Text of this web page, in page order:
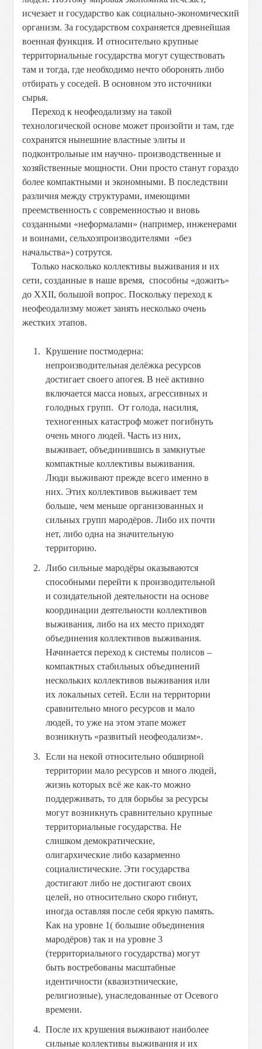
исчезает и государство как социально-экономический
организм. За государством сохраняется древнейшая
военная функция. И относительно крупные
территориальные государства могут существовать
там и тогда, где необходимо нечто оборонять либо
отбирать у соседей. В основном это источники
сырья.
Переход к неофеодализму на такой
технологической основе может произойти и там, где
сохранятся нынешние властные элиты и
подконтрольные им научно- производственные и
хозяйственные мощности. Они просто станут гораздо
более компактными и экономными. В последствии
различия между структурами, имеющими
преемственность с современностью и вновь
созданными «неформалами» (например, инженерами
и воинами, сельхозпроизводителями «без
начальства») сотрутся.
Только насколько коллективы выживания и их
сети, созданные в наше время, способны «дожить»
до XXII, большой вопрос. Поскольку переход к
неофеодализму может занять несколько очень
жестких этапов.
Крушение постмодерна:
непроизводительная делёжка ресурсов
достигает своего апогея. В неё активно
включается масса новых, агрессивных и
голодных групп. От голода, насилия,
техногенных катастроф может погибнуть
очень много людей. Часть из них,
выживает, объединившись в замкнутые
компактные коллективы выживания.
Люди выживают прежде всего именно в
них. Этих коллективов выживает тем
больше, чем меньше организованных и
сильных групп мародёров. Либо их почти
нет, либо одна на значительную
территорию.
Либо сильные мародёры оказываются
способными перейти к производительной
и созидательной деятельности на основе
координации деятельности коллективов
выживания, либо на их место приходят
объединения коллективов выживания.
Начинается переход к системы полисов –
компактных стабильных объединений
нескольких коллективов выживания или
их локальных сетей. Если на территории
сравнительно много ресурсов и мало
людей, то уже на этом этапе может
возникнуть «развитый неофеодализм».
Если на некой относительно обширной
территории мало ресурсов и много людей,
жизнь которых всё же как-то можно
поддерживать, то для борьбы за ресурсы
могут возникнуть сравнительно крупные
территориальные государства. Не
слишком демократические,
олигархические либо казарменно
социалистические. Эти государства
достигают либо не достигают своих
целей, но относительно скоро гибнут,
иногда оставляя после себя яркую память.
Как на уровне 1( большие объединения
мародёров) так и на уровне 3
(территориального государства) могут
быть востребованы масштабные
идентичности (квазиэтнические,
религиозные), унаследованные от Осевого
времени.
После их крушения выживают наиболее
сильные коллективы выживания и их